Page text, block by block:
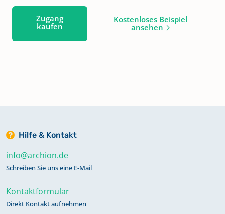
Zugang
kaufen
Kostenloses Beispiel
ansehen
Hilfe & Kontakt
info@archion.de
Schreiben Sie uns eine E-Mail
Kontaktformular
Direkt Kontakt aufnehmen